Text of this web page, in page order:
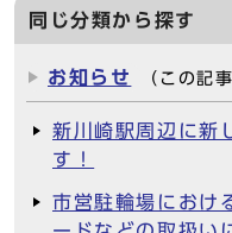
同じ分類から探す
お知らせ （この記
新川崎駅周辺に新
す！
市営駐輪場におけ